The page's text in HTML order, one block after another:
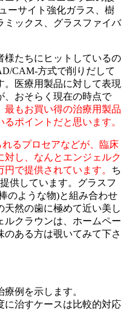
ーサイト強化ガラス、樹
ミックス、グラスファイバ
様たちにヒットしているの
CAM-方式で削りだして
。医療用製品に対して表現
、おそらく現在の時点で
最もお買い得の治療用製品
ポイントだと思います。
るプロセアなどが、臨床
対し、なんとエンジェルク
で提供されています。 ち
供しています。グラスフ
のような物)と組み合わせ
天然の歯に極めて近い美し
ルクラウンは、ホームペー
のある方は覗いてみて下さ
例を示します。
に治すケースは比較的対応